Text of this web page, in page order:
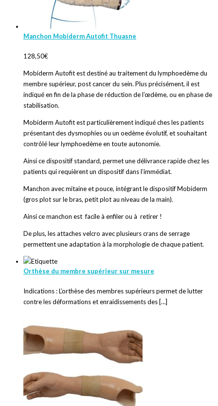
Manchon Mobiderm Autofit Thuasne
128,50€
Mobiderm Autofit est destiné au traitement du lymphoedème du
membre supérieur, post cancer du sein. Plus précisément, il est
indiqué en fin de la phase de réduction de l’œdème, ou en phase de
stabilisation.
Mobiderm Autofit est particulièrement indiqué ches les patients
présentant des dysmophies ou un oedème évolutif, et souhaitant
contrôlé leur lymphoedème en toute autonomie.
Ainsi ce dispositif standard, permet une délivrance rapide chez les
patients qui requièrent un dispositif dans l’immédiat.
Manchon avec mitaine et pouce, intégrant le dispositif Mobiderm
(gros plot sur le bras, petit plot au niveau de la main).
Ainsi ce manchon est facile à enfiler ou à retirer !
De plus, les attaches velcro avec plusieurs crans de serrage
permettent une adaptation à la morphologie de chaque patient.
Orthèse du membre supérieur sur mesure
Indications : L’orthèse des membres supérieurs permet de lutter
contre les déformations et enraidissements des […]